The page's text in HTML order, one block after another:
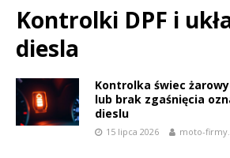
Kontrolki DPF i
diesla
Kontrolka świec
lub brak zgaśnięcia
dieslu
15 lipca 2026 moto-